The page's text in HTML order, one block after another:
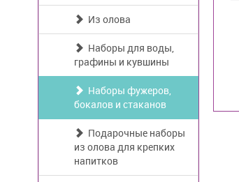
Из олова
Наборы для воды,
графины и кувшины
Наборы фужеров,
бокалов и стаканов
Подарочные наборы
из олова для крепких
напитков